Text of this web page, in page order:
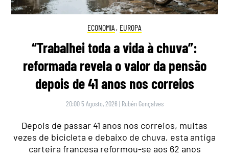
ECONOMIA , EUROPA
“Trabalhei toda a vida à chuva”:
reformada revela o valor da pensão
depois de 41 anos nos correios
20:00 5 Agosto, 2026 | Rubén Gonçalves
Depois de passar 41 anos nos correios, muitas
vezes de bicicleta e debaixo de chuva, esta antiga
carteira francesa reformou-se aos 62 anos